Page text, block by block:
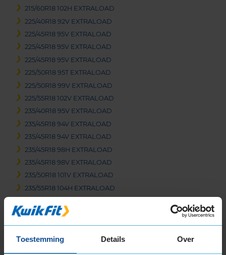
Toestemming Details Over
215/60R18 102H EXTRALOAD
225/40R18 92V EXTRALOAD
225/45R18 95V EXTRALOAD
225/45R18 95V EXTRALOAD
225/45R18 95V EXTRALOAD
225/50R18 95T EXTRALOAD
225/50R18 99V EXTRALOAD
225/55R18 102V EXTRALOAD
235/40R18 95V EXTRALOAD
235/45R18 94V EXTRALOAD
235/45R18 94V EXTRALOAD
235/45R18 98H EXTRALOAD
235/45R18 98V EXTRALOAD
235/50R18 101V EXTRALOAD
235/55R18 104H EXTRALOAD
235/60R18 107H EXTRALOAD
245/40R18 97V EXTRALOAD
245/45R18 100V EXTRALOAD
255/40R18 99V EXTRALOAD